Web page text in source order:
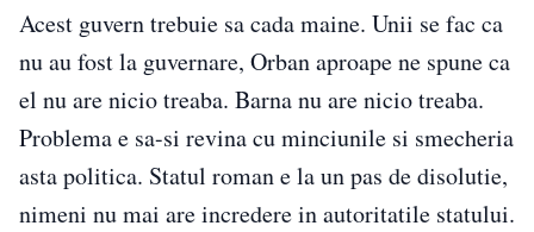
Acest guvern trebuie sa cada maine. Unii se fac ca
nu au fost la guvernare, Orban aproape ne spune ca
el nu are nicio treaba. Barna nu are nicio treaba.
Problema e sa-si revina cu minciunile si smecheria
asta politica. Statul roman e la un pas de disolutie,
nimeni nu mai are incredere in autoritatile statului.